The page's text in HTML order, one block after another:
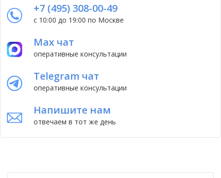
+7 (495) 308-00-49
с 10:00 до 19:00 по Москве
Max чат
оперативные консультации
Telegram чат
оперативные консультации
Напишите нам
отвечаем в тот же день